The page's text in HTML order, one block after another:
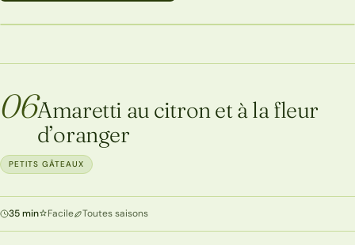
06Amaretti au citron et à la fleur
d’oranger
PETITS GÂTEAUX
35 min Facile Toutes saisons